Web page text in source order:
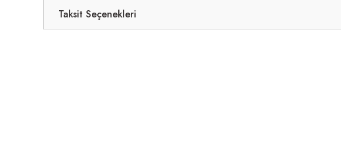
Taksit Seçenekleri